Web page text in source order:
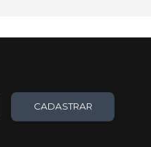
CADASTRAR